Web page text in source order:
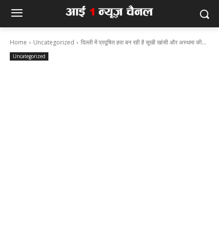
Home Uncategorized दिल्ली में प्रदूषित हवा बन रही है सूखी खांसी और अस्थमा की...
Uncategorized